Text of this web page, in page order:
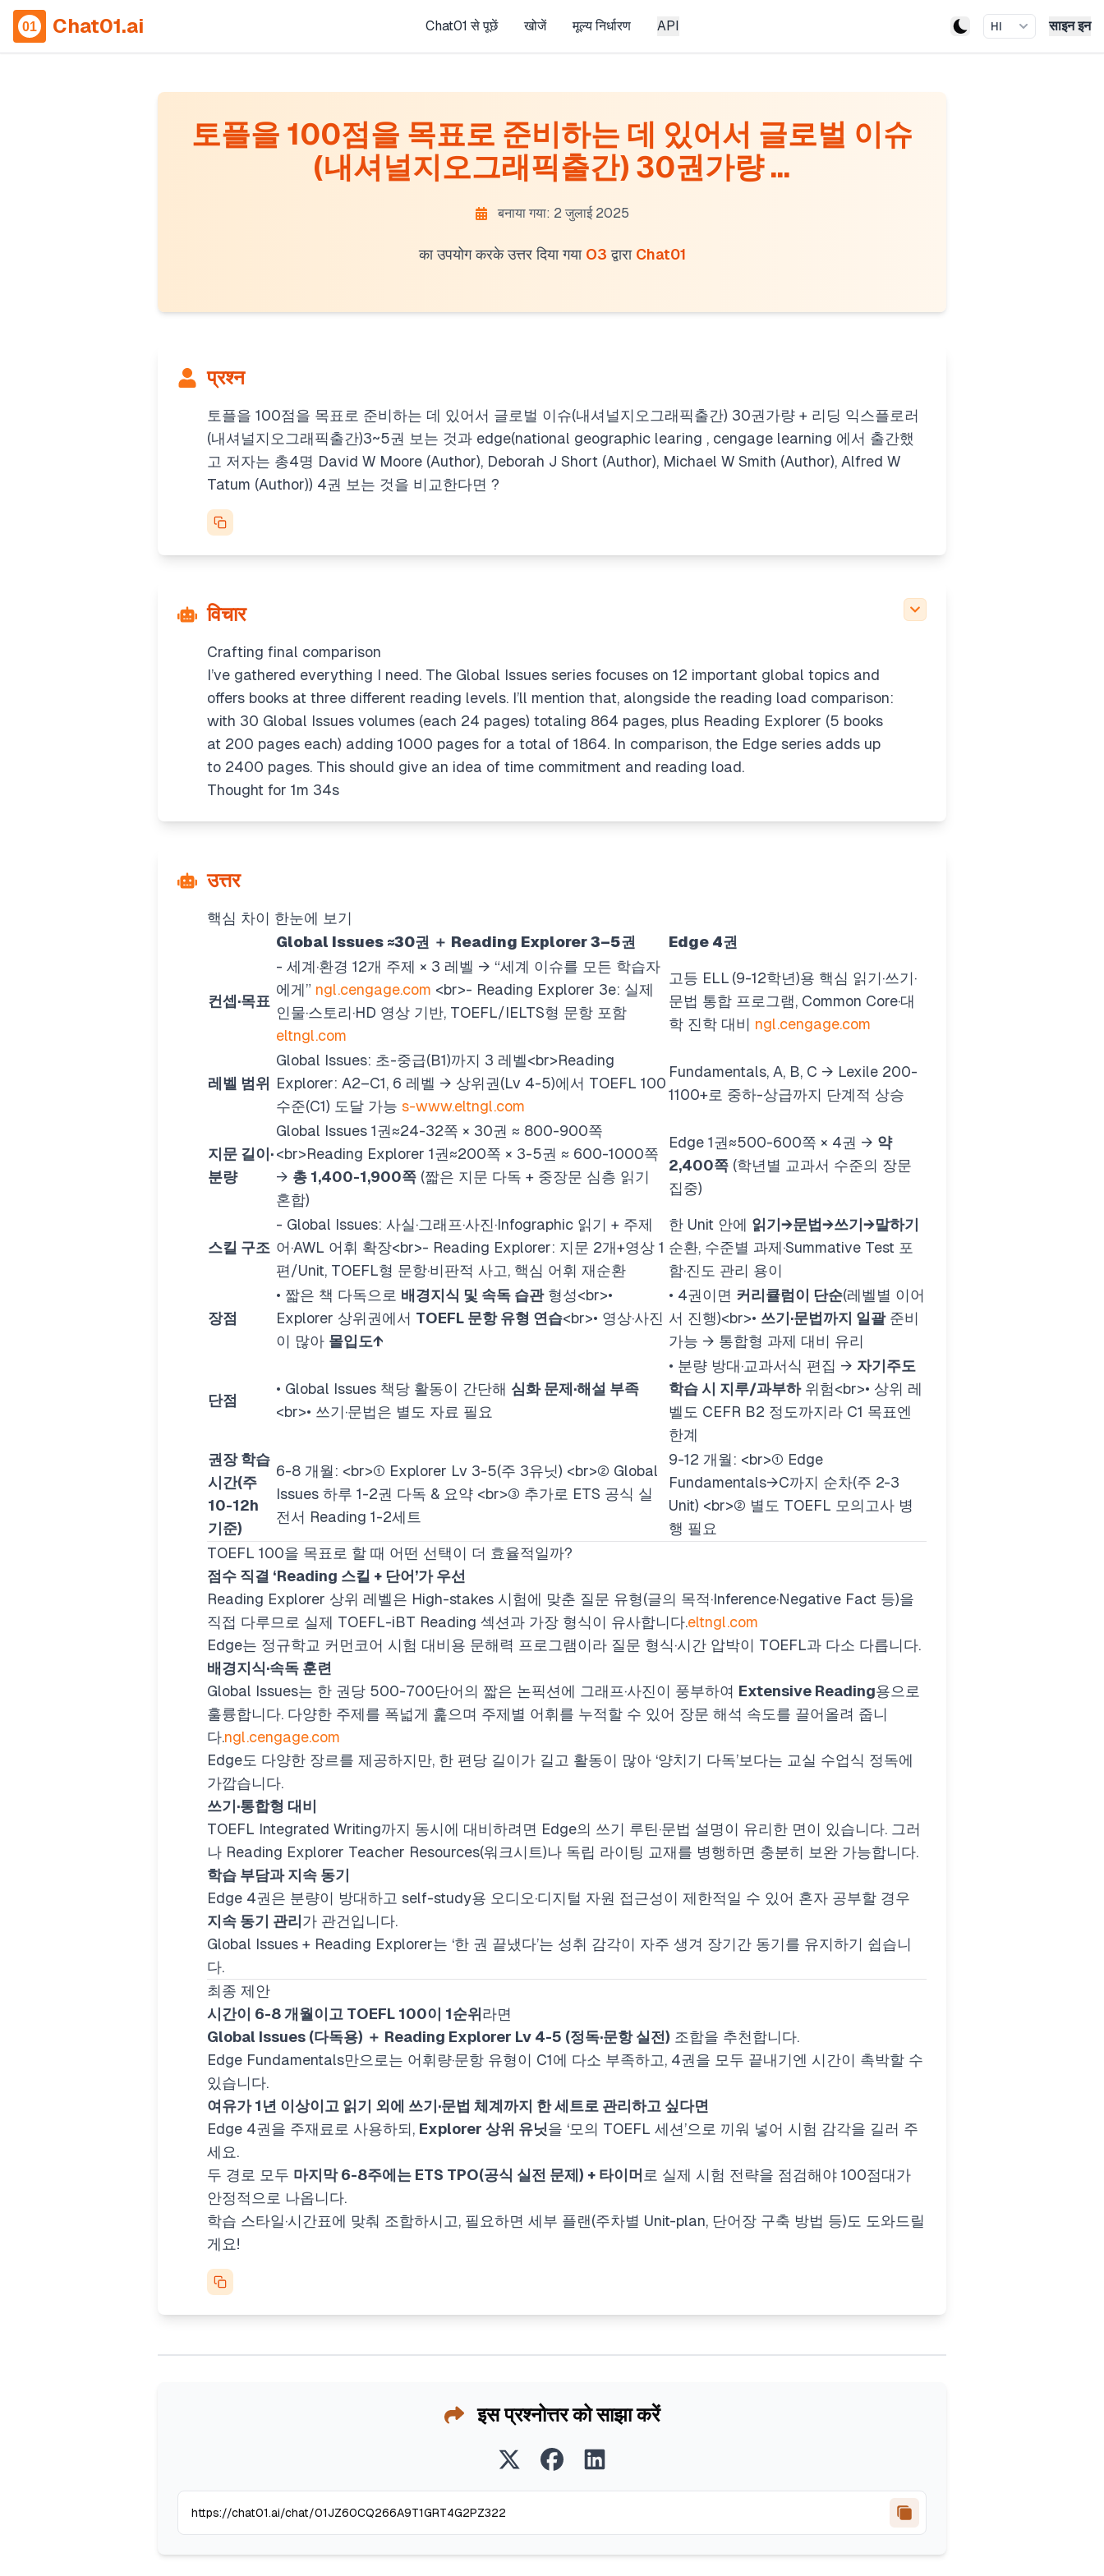
Chat01.ai Chat01 से पूछें खोजें मूल्य निर्धारण API HI साइन इन
토플을 100점을 목표로 준비하는 데 있어서 글로벌 이슈
(내셔널지오그래픽출간) 30권가량 ...
बनाया गया: 2 जुलाई 2025
का उपयोग करके उत्तर दिया गया O3 द्वारा Chat01
प्रश्न
토플을 100점을 목표로 준비하는 데 있어서 글로벌 이슈(내셔널지오그래픽출간) 30권가량 + 리딩 익스플로러
(내셔널지오그래픽출간)3~5권 보는 것과 edge(national geographic learing , cengage learning 에서 출간했
고 저자는 총4명 David W Moore (Author), Deborah J Short (Author), Michael W Smith (Author), Alfred W
Tatum (Author)) 4권 보는 것을 비교한다면 ?
विचार
Crafting final comparison
I’ve gathered everything I need. The Global Issues series focuses on 12 important global topics and
offers books at three different reading levels. I’ll mention that, alongside the reading load comparison:
with 30 Global Issues volumes (each 24 pages) totaling 864 pages, plus Reading Explorer (5 books
at 200 pages each) adding 1000 pages for a total of 1864. In comparison, the Edge series adds up
to 2400 pages. This should give an idea of time commitment and reading load.
Thought for 1m 34s
उत्तर
핵심 차이 한눈에 보기
Global Issues ≈30권 ＋ Reading Explorer 3–5권
Edge 4권
컨셉·목표
- 세계·환경 12개 주제 × 3 레벨 → “세계 이슈를 모든 학습자
에게” ngl.cengage.com <br>- Reading Explorer 3e: 실제
인물·스토리·HD 영상 기반, TOEFL/IELTS형 문항 포함
eltngl.com
고등 ELL (9-12학년)용 핵심 읽기·쓰기·
문법 통합 프로그램, Common Core·대
학 진학 대비 ngl.cengage.com
레벨 범위
Global Issues: 초-중급(B1)까지 3 레벨<br>Reading
Explorer: A2–C1, 6 레벨 → 상위권(Lv 4-5)에서 TOEFL 100
수준(C1) 도달 가능 s-www.eltngl.com
Fundamentals, A, B, C → Lexile 200-
1100+로 중하-상급까지 단계적 상승
지문 길이·
분량
Global Issues 1권≈24-32쪽 × 30권 ≈ 800-900쪽
<br>Reading Explorer 1권≈200쪽 × 3-5권 ≈ 600-1000쪽
→ 총 1,400-1,900쪽 (짧은 지문 다독 + 중장문 심층 읽기
혼합)
Edge 1권≈500-600쪽 × 4권 → 약
2,400쪽 (학년별 교과서 수준의 장문
집중)
스킬 구조
- Global Issues: 사실·그래프·사진·Infographic 읽기 + 주제
어·AWL 어휘 확장<br>- Reading Explorer: 지문 2개+영상 1
편/Unit, TOEFL형 문항·비판적 사고, 핵심 어휘 재순환
한 Unit 안에 읽기→문법→쓰기→말하기
순환, 수준별 과제·Summative Test 포
함·진도 관리 용이
장점
• 짧은 책 다독으로 배경지식 및 속독 습관형성<br>•
Explorer 상위권에서 TOEFL 문항 유형 연습<br>• 영상·사진
이 많아 몰입도↑
• 4권이면 커리큘럼이 단순(레벨별 이어
서 진행)<br>• 쓰기·문법까지 일괄준비
가능 → 통합형 과제 대비 유리
단점
• Global Issues 책당 활동이 간단해 심화 문제·해설 부족
<br>• 쓰기·문법은 별도 자료 필요
• 분량 방대·교과서식 편집 → 자기주도
학습 시 지루/과부하위험<br>• 상위 레
벨도 CEFR B2 정도까지라 C1 목표엔
한계
권장 학습
시간(주
10-12h
기준)
6-8 개월: <br>① Explorer Lv 3-5(주 3유닛) <br>② Global
Issues 하루 1-2권 다독 & 요약 <br>③ 추가로 ETS 공식 실
전서 Reading 1-2세트
9-12 개월: <br>① Edge
Fundamentals→C까지 순차(주 2-3
Unit) <br>② 별도 TOEFL 모의고사 병
행 필요
TOEFL 100을 목표로 할 때 어떤 선택이 더 효율적일까?
점수 직결 ‘Reading 스킬 + 단어’가 우선
Reading Explorer 상위 레벨은 High-stakes 시험에 맞춘 질문 유형(글의 목적·Inference·Negative Fact 등)을
직접 다루므로 실제 TOEFL-iBT Reading 섹션과 가장 형식이 유사합니다.eltngl.com
Edge는 정규학교 커먼코어 시험 대비용 문해력 프로그램이라 질문 형식·시간 압박이 TOEFL과 다소 다릅니다.
배경지식·속독 훈련
Global Issues는 한 권당 500-700단어의 짧은 논픽션에 그래프·사진이 풍부하여 Extensive Reading용으로
훌륭합니다. 다양한 주제를 폭넓게 훑으며 주제별 어휘를 누적할 수 있어 장문 해석 속도를 끌어올려 줍니
다.ngl.cengage.com
Edge도 다양한 장르를 제공하지만, 한 편당 길이가 길고 활동이 많아 ‘양치기 다독’보다는 교실 수업식 정독에
가깝습니다.
쓰기·통합형 대비
TOEFL Integrated Writing까지 동시에 대비하려면 Edge의 쓰기 루틴·문법 설명이 유리한 면이 있습니다. 그러
나 Reading Explorer Teacher Resources(워크시트)나 독립 라이팅 교재를 병행하면 충분히 보완 가능합니다.
학습 부담과 지속 동기
Edge 4권은 분량이 방대하고 self-study용 오디오·디지털 자원 접근성이 제한적일 수 있어 혼자 공부할 경우
지속 동기 관리 가 관건입니다.
Global Issues + Reading Explorer는 ‘한 권 끝냈다’는 성취 감각이 자주 생겨 장기간 동기를 유지하기 쉽습니
다.
최종 제안
시간이 6-8 개월이고 TOEFL 100이 1순위 라면
Global Issues (다독용) ＋ Reading Explorer Lv 4-5 (정독·문항 실전) 조합을 추천합니다.
Edge Fundamentals만으로는 어휘량·문항 유형이 C1에 다소 부족하고, 4권을 모두 끝내기엔 시간이 촉박할 수
있습니다.
여유가 1년 이상이고 읽기 외에 쓰기·문법 체계까지 한 세트로 관리하고 싶다면
Edge 4권을 주재료로 사용하되, Explorer 상위 유닛을 ‘모의 TOEFL 세션’으로 끼워 넣어 시험 감각을 길러 주
세요.
두 경로 모두 마지막 6-8주에는 ETS TPO(공식 실전 문제) + 타이머 로 실제 시험 전략을 점검해야 100점대가
안정적으로 나옵니다.
학습 스타일·시간표에 맞춰 조합하시고, 필요하면 세부 플랜(주차별 Unit-plan, 단어장 구축 방법 등)도 도와드릴
게요!
इस प्रश्नोत्तर को साझा करें